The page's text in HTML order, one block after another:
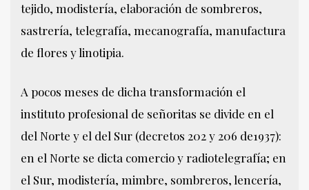
tejido, modistería, elaboración de sombreros,
sastrería, telegrafía, mecanografía, manufactura
de flores y linotipia.
A pocos meses de dicha transformación el
instituto profesional de señoritas se divide en el
del Norte y el del Sur (decretos 202 y 206 de1937):
en el Norte se dicta comercio y radiotelegrafía; en
el Sur, modistería, mimbre, sombreros, lencería,